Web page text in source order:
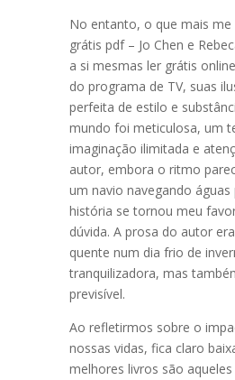
No entanto, o que mais
grátis pdf – Jo Chen e
a si mesmas ler grátis
do programa de TV, suas
perfeita de estilo e
mundo foi meticulosa, um
imaginação ilimitada e
autor, embora o ritmo
um navio navegando águas
história se tornou meu
dúvida. A prosa do autor
quente num dia frio de
tranquilizadora, mas
previsível.
Ao refletirmos sobre o
nossas vidas, fica claro
melhores livros são